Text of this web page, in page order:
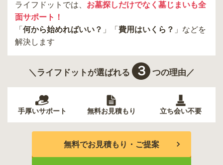
ライフドットでは、 お墓探しだけでなく墓じまいも全
面サポート！
「 何から始めればいい？ 」「 費用はいくら？ 」などを
解決します
＼ライフドットが選ばれる ３ つの理由／
手厚いサポート 無料お見積もり 立ち会い不要
無料でお見積もり・ご提案